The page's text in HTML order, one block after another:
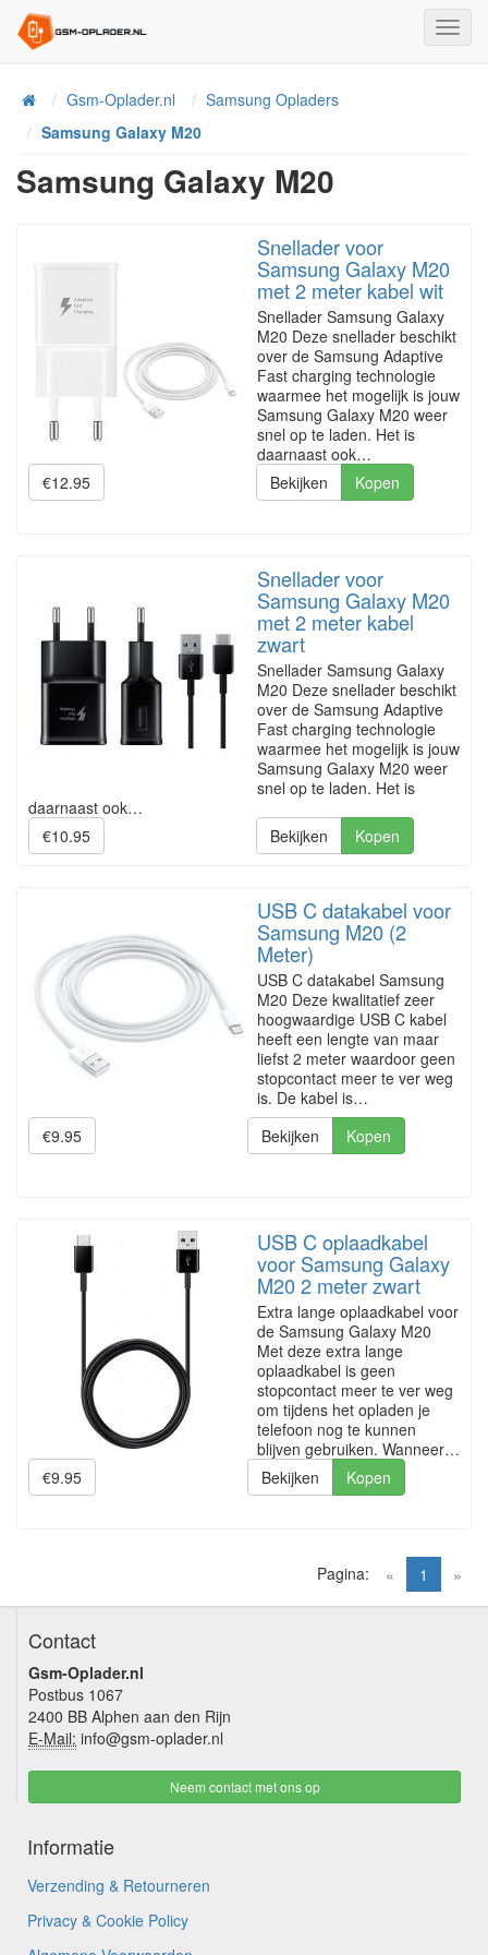
HomeGsm-Oplader.nl
Samsung Opladers
Samsung Galaxy M20
Samsung Galaxy M20
Snellader voor
Samsung Galaxy M20
met 2 meter kabel wit
Snellader Samsung Galaxy
M20 Deze snellader beschikt
over de Samsung Adaptive
Fast charging technologie
waarmee het mogelijk is jouw
Samsung Galaxy M20 weer
snel op te laden. Het is
daarnaast ook…
€12.95
Bekijken Kopen
Snellader voor
Samsung Galaxy M20
met 2 meter kabel
zwart
Snellader Samsung Galaxy
M20 Deze snellader beschikt
over de Samsung Adaptive
Fast charging technologie
waarmee het mogelijk is jouw
Samsung Galaxy M20 weer
snel op te laden. Het is
daarnaast ook…
€10.95
Bekijken Kopen
USB C datakabel voor
Samsung M20 (2
Meter)
USB C datakabel Samsung
M20 Deze kwalitatief zeer
hoogwaardige USB C kabel
heeft een lengte van maar
liefst 2 meter waardoor geen
stopcontact meer te ver weg
is. De kabel is…
€9.95
Bekijken Kopen
USB C oplaadkabel
voor Samsung Galaxy
M20 2 meter zwart
Extra lange oplaadkabel voor
de Samsung Galaxy M20
Met deze extra lange
oplaadkabel is geen
stopcontact meer te ver weg
om tijdens het opladen je
telefoon nog te kunnen
blijven gebruiken. Wanneer…
€9.95
Bekijken Kopen
« 1 (current)
»
Pagina:
Contact
Gsm-Oplader.nl
Postbus 1067
2400 BB Alphen aan den Rijn
E-Mail: info@gsm-oplader.nl
Neem contact met ons op
Informatie
Verzending & Retourneren
Privacy & Cookie Policy